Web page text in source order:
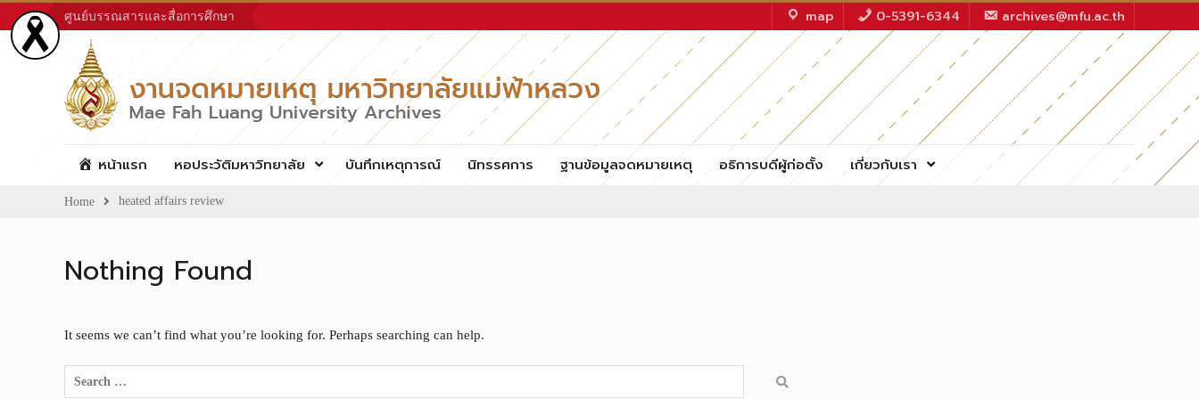
to
content
ศูนย์บรรณสารและสื่อการศึกษา map 0-5391-6344 archives@mfu.ac.th
หน้าแรก หอประวัติมหาวิทยาลัย บันทึกเหตุการณ์ นิทรรศการ ฐานข้อมูลจดหมายเหตุ อธิการบดีผู้ก่อตั้ง เกี่ยวกับเรา
Home heated affairs review
Nothing Found
It seems we can’t find what you’re looking for. Perhaps searching can help.
Search
for: